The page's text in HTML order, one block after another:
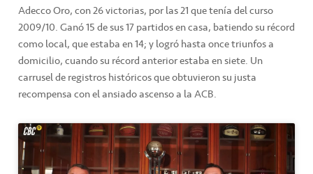
Adecco Oro, con 26 victorias, por las 21 que tenía del curso
2009/10. Ganó 15 de sus 17 partidos en casa, batiendo su récord
como local, que estaba en 14; y logró hasta once triunfos a
domicilio, cuando su récord anterior estaba en siete. Un
carrusel de registros históricos que obtuvieron su justa
recompensa con el ansiado ascenso a la ACB.